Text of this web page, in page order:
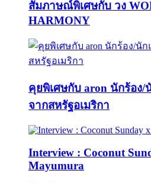
สัมภาษณ์พิเศษกับ วง
HARMONY
คุยพิเศษกับ aron นักร้อง/
จากสหรัฐอเมริกา
Interview : Coconut
Mayumura